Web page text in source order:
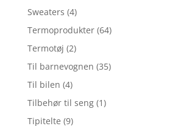
Sweaters (4)
Termoprodukter (64)
Termotøj (2)
Til barnevognen (35)
Til bilen (4)
Tilbehør til seng (1)
Tipitelte (9)